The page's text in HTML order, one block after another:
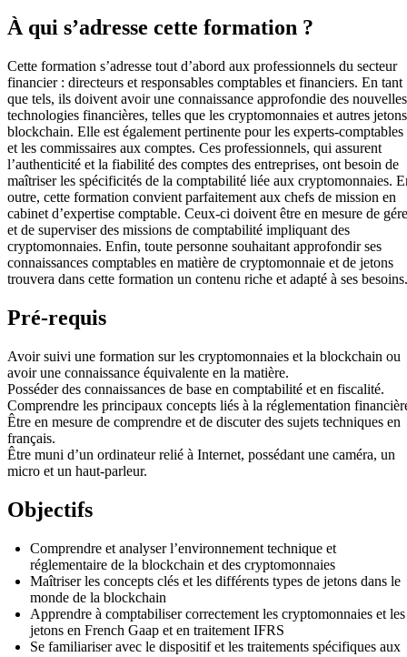
À qui s’adresse cette formation ?
Cette formation s’adresse tout d’abord aux professionnels du secteur
financier : directeurs et responsables comptables et financiers. En tant
que tels, ils doivent avoir une connaissance approfondie des nouvelles
technologies financières, telles que les cryptomonnaies et autres jetons
blockchain. Elle est également pertinente pour les experts-comptables
et les commissaires aux comptes. Ces professionnels, qui assurent
l’authenticité et la fiabilité des comptes des entreprises, ont besoin de
maîtriser les spécificités de la comptabilité liée aux cryptomonnaies.
outre, cette formation convient parfaitement aux chefs de mission en
cabinet d’expertise comptable. Ceux-ci doivent être en mesure de
et de superviser des missions de comptabilité impliquant des
cryptomonnaies. Enfin, toute personne souhaitant approfondir ses
connaissances comptables en matière de cryptomonnaie et de jetons
trouvera dans cette formation un contenu riche et adapté à ses besoins.
Pré-requis
Avoir suivi une formation sur les cryptomonnaies et la blockchain ou
avoir une connaissance équivalente en la matière.
Posséder des connaissances de base en comptabilité et en fiscalité.
Comprendre les principaux concepts liés à la réglementation
Être en mesure de comprendre et de discuter des sujets techniques en
français.
Être muni d’un ordinateur relié à Internet, possédant une caméra, un
micro et un haut-parleur.
Objectifs
Comprendre et analyser l’environnement technique et
réglementaire de la blockchain et des cryptomonnaies
Maîtriser les concepts clés et les différents types de jetons dans le
monde de la blockchain
Apprendre à comptabiliser correctement les cryptomonnaies et les
jetons en French Gaap et en traitement IFRS
Se familiariser avec le dispositif et les traitements spécifiques aux